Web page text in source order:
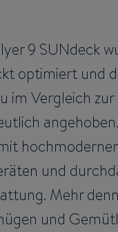
9 SUNdeck
optimiert und
im Vergleich
und
Mehr
und